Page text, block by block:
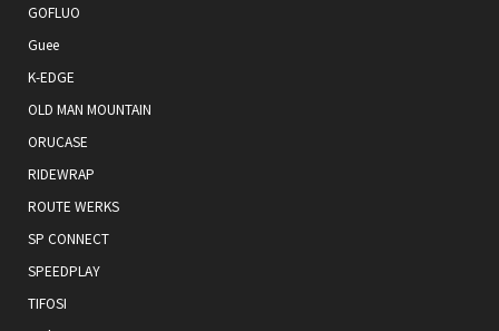
GOFLUO
Guee
K-EDGE
OLD MAN MOUNTAIN
ORUCASE
RIDEWRAP
ROUTE WERKS
SP CONNECT
SPEEDPLAY
TIFOSI